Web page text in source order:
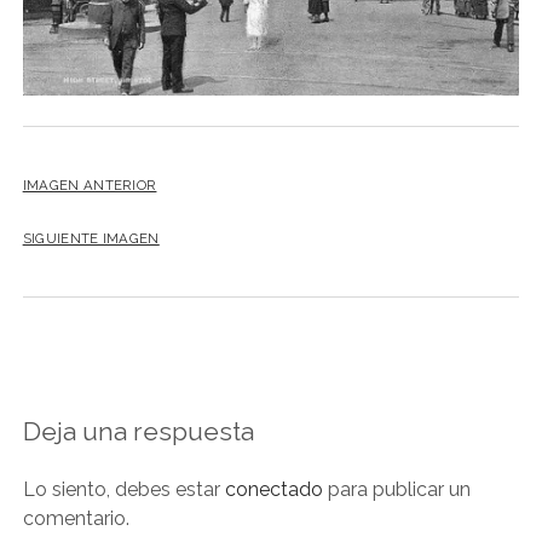
NOVELA GRÁFICA
BOOKTAG
NO FICCIÓN
IMAGEN ANTERIOR
SIGUIENTE IMAGEN
Deja una respuesta
Lo siento, debes estar conectado para publicar un
comentario.